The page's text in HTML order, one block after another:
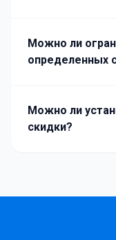
Можно ли
определенных
Можно ли
скидки?